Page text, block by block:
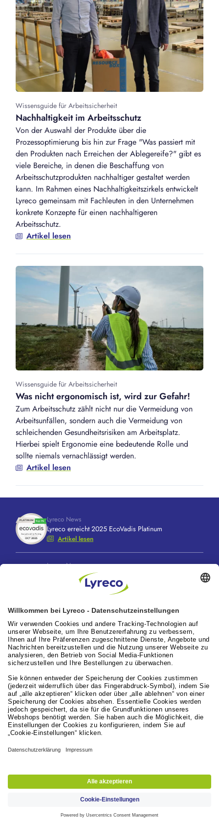
Wissensguide für Arbeitssicherheit
Nachhaltigkeit im Arbeitsschutz
Von der Auswahl der Produkte über die
Prozessoptimierung bis hin zur Frage "Was passiert mit
den Produkten nach Erreichen der Ablegereife?" gibt es
viele Bereiche, in denen die Beschaffung von
Arbeitsschutzprodukten nachhaltiger gestaltet werden
kann. Im Rahmen eines Nachhaltigkeitszirkels entwickelt
Lyreco gemeinsam mit Fachleuten in den Unternehmen
konkrete Konzepte für einen nachhaltigeren
Arbeitsschutz.
Artikel lesen
Wissensguide für Arbeitssicherheit
Was nicht ergonomisch ist, wird zur Gefahr!
Zum Arbeitsschutz zählt nicht nur die Vermeidung von
Arbeitsunfällen, sondern auch die Vermeidung von
schleichenden Gesundheitsrisiken am Arbeitsplatz.
Hierbei spielt Ergonomie eine bedeutende Rolle und
sollte niemals vernachlässigt werden.
Artikel lesen
Lyreco News
Lyreco erreicht 2025 EcoVadis Platinum
Artikel lesen
Lyreco News
Lyreco feiert 100 Jahre “A Great Working Day.
Delivered."
Lyreco News
Lyreco Partner Convention 2026: Zentraler
Branchentreff mit Zukunftskraft
Artikel lesen
Leistungen für die Arbeitswelt
Lyreco Deutschland
ImpressumAGBDatenschutzerklärungNutzungsbedingungen
Erklärung zur digitalen Barrierefreiheit